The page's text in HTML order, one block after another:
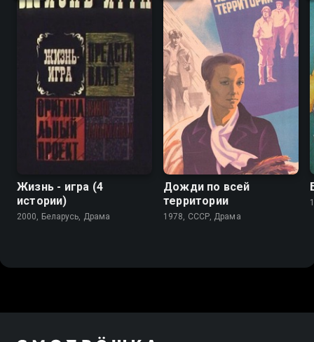
Жизнь - игра (4
истории)
2000, Беларусь, Драма
Дожди по всей
территории
1978, СССР, Драма